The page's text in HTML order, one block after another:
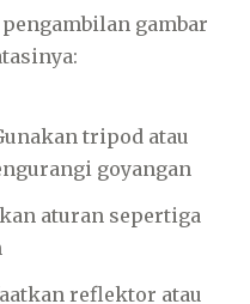
gambar
tripod atau
goyangan
aturan sepertiga
reflektor atau